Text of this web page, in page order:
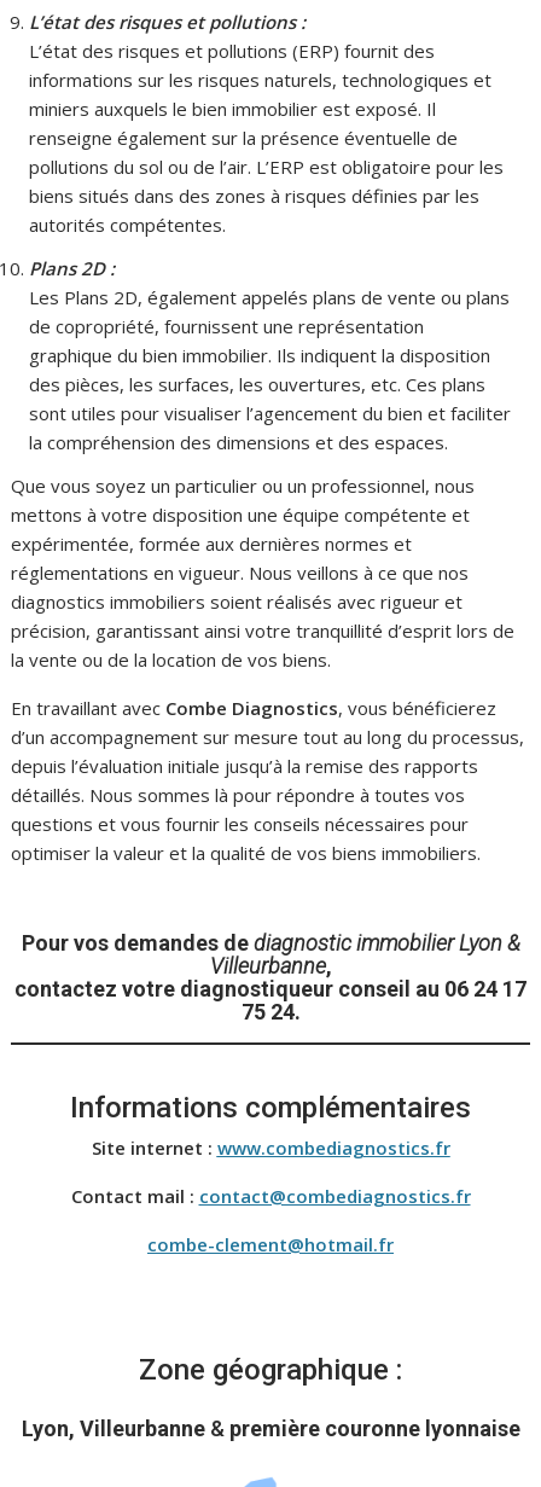
L’état des risques et pollutions :
L’état des risques et pollutions (ERP) fournit des
informations sur les risques naturels, technologiques et
miniers auxquels le bien immobilier est exposé. Il
renseigne également sur la présence éventuelle de
pollutions du sol ou de l’air. L’ERP est obligatoire pour les
biens situés dans des zones à risques définies par les
autorités compétentes.
Plans 2D :
Les Plans 2D, également appelés plans de vente ou plans
de copropriété, fournissent une représentation
graphique du bien immobilier. Ils indiquent la disposition
des pièces, les surfaces, les ouvertures, etc. Ces plans
sont utiles pour visualiser l’agencement du bien et faciliter
la compréhension des dimensions et des espaces.
Que vous soyez un particulier ou un professionnel, nous
mettons à votre disposition une équipe compétente et
expérimentée, formée aux dernières normes et
réglementations en vigueur. Nous veillons à ce que nos
diagnostics immobiliers soient réalisés avec rigueur et
précision, garantissant ainsi votre tranquillité d’esprit lors de
la vente ou de la location de vos biens.
En travaillant avec Combe Diagnostics, vous bénéficierez
d’un accompagnement sur mesure tout au long du processus,
depuis l’évaluation initiale jusqu’à la remise des rapports
détaillés. Nous sommes là pour répondre à toutes vos
questions et vous fournir les conseils nécessaires pour
optimiser la valeur et la qualité de vos biens immobiliers.
Pour vos demandes dediagnostic immobilier Lyon &
Villeurbanne,
contactez votre diagnostiqueur conseil au 06 24 17
75 24.
Informations complémentaires
Site internet : www.combediagnostics.fr
Contact mail : contact@combediagnostics.fr
combe-clement@hotmail.fr
Zone géographique :
Lyon, Villeurbanne& première couronne lyonnaise